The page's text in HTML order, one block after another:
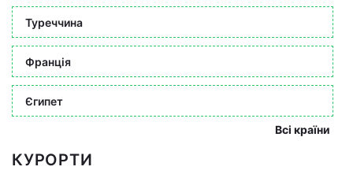
Туреччина
Франція
Єгипет
Всі країни
КУРОРТИ